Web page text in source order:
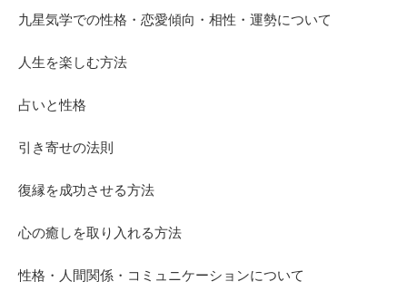
九星気学での性格・恋愛傾向・相性・運勢について
人生を楽しむ方法
占いと性格
引き寄せの法則
復縁を成功させる方法
心の癒しを取り入れる方法
性格・人間関係・コミュニケーションについて